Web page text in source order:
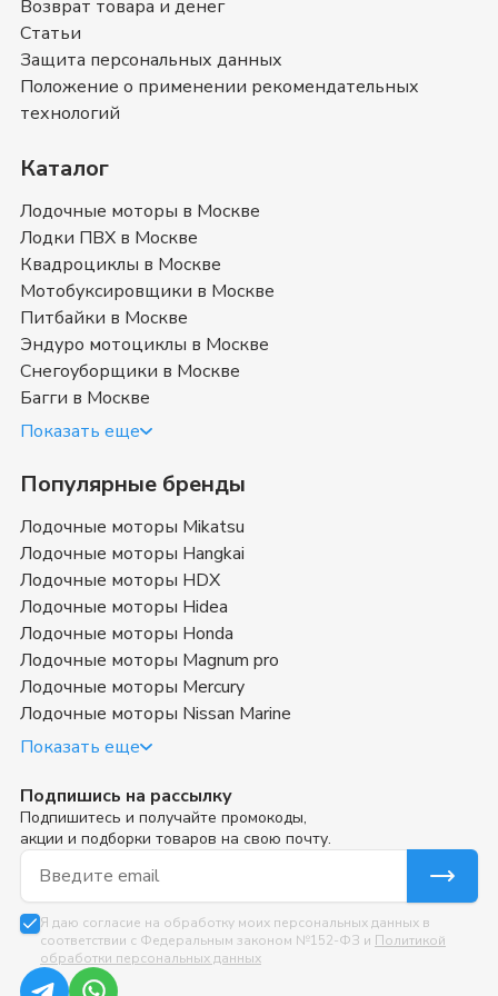
Также вы можете ознакомиться с отзывами
покупателей на
оставить свой отзыв.
Дорожные мотоциклы Nicot- магазин в
Москве
Позвоните нам по телефону магазина в
(499) 117-00-53
удовольствием ответим на все интересующие
вопросы о покупке товаров в категории
мотоциклы Nicot . Быстрая доставка в
Московская областьи в любой город России.
Где купить дорожный мотоцикл
Никот в Москве недорого в
наличии
Возврат товара и денег
Статьи
Защита персональных данных
Положение о применении рекомендательных
технологий
Каталог
Лодочные моторы в Москве
Лодки ПВХ в Москве
Квадроциклы в Москве
Мотобуксировщики в Москве
Питбайки в Москве
Эндуро мотоциклы в Москве
Снегоуборщики в Москве
Багги в Москве
Показать еще
Популярные бренды
Лодочные моторы Mikatsu
Лодочные моторы Hangkai
Лодочные моторы HDX
Лодочные моторы Hidea
Лодочные моторы Honda
Лодочные моторы Magnum pro
Лодочные моторы Mercury
Лодочные моторы Nissan Marine
Показать еще
Подпишись на рассылку
Подпишитесь и получайте промокоды,
акции и подборки товаров на свою почту.
Email для подписки
Я даю согласие на обработку моих персональных данных в
соответствии с Федеральным законом №152-ФЗ и Политикой
обработки персональных данных